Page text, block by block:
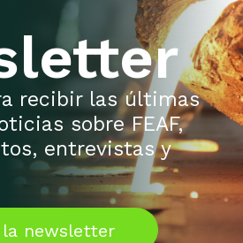
recibir las últimas
sobre FEAF,
entrevistas y
newsletter